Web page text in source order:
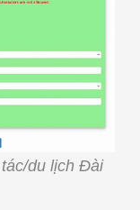
du lịch Đài